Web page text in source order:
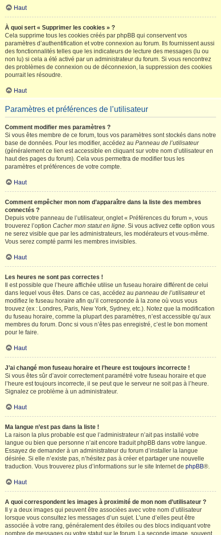
Haut
À quoi sert « Supprimer les cookies » ?
Cela supprime tous les cookies créés par phpBB qui conservent vos
paramètres d’authentification et votre connexion au forum. Ils fournissent aussi
des fonctionnalités telles que les indicateurs de lecture des messages (lu ou
non lu) si cela a été activé par un administrateur du forum. Si vous rencontrez
des problèmes de connexion ou de déconnexion, la suppression des cookies
pourrait les résoudre.
Haut
Paramètres et préférences de l’utilisateur
Comment modifier mes paramètres ?
Si vous êtes membre de ce forum, tous vos paramètres sont stockés dans notre
base de données. Pour les modifier, accédez au Panneau de l’utilisateur
(généralement ce lien est accessible en cliquant sur votre nom d’utilisateur en
haut des pages du forum). Cela vous permettra de modifier tous les
paramètres et préférences de votre compte.
Haut
Comment empêcher mon nom d’apparaître dans la liste des membres
connectés ?
Depuis votre panneau de l’utilisateur, onglet « Préférences du forum », vous
trouverez l’option Cacher mon statut en ligne. Si vous activez cette option vous
ne serez visible que par les administrateurs, les modérateurs et vous-même.
Vous serez compté parmi les membres invisibles.
Haut
Les heures ne sont pas correctes !
Il est possible que l’heure affichée utilise un fuseau horaire différent de celui
dans lequel vous êtes. Dans ce cas, accédez au panneau de l’utilisateuret
modifiez le fuseau horaire afin qu’il corresponde à la zone où vous vous
trouvez (ex : Londres, Paris, New York, Sydney, etc.). Notez que la modification
du fuseau horaire, comme la plupart des paramètres, n’est accessible qu’aux
membres du forum. Donc si vous n’êtes pas enregistré, c’est le bon moment
pour le faire.
Haut
J’ai changé mon fuseau horaire et l’heure est toujours incorrecte !
Si vous êtes sûr d’avoir correctement paramétré votre fuseau horaire et que
l’heure est toujours incorrecte, il se peut que le serveur ne soit pas à l’heure.
Signalez ce problème à un administrateur.
Haut
Ma langue n’est pas dans la liste !
La raison la plus probable est que l’administrateur n’ait pas installé votre
langue ou bien que personne n’ait encore traduit phpBB dans votre langue.
Essayez de demander à un administrateur du forum d’installer la langue
désirée. Si elle n’existe pas, n’hésitez pas à créer et partager une nouvelle
traduction. Vous trouverez plus d’informations sur le site Internet de phpBB®.
Haut
A quoi correspondent les images à proximité de mon nom d’utilisateur ?
Il y a deux images qui peuvent être associées avec votre nom d’utilisateur
lorsque vous consultez les messages d’un sujet. L’une d’elles peut être
associée à votre rang, généralement des étoiles ou des blocs indiquant votre
nombre de messages ou votre statut sur le forum. La seconde image, souvent